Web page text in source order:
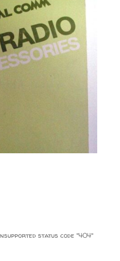
status code "404"